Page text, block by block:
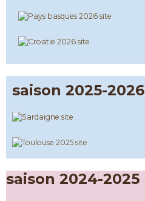
saison 2025-2026
saison 2024-2025